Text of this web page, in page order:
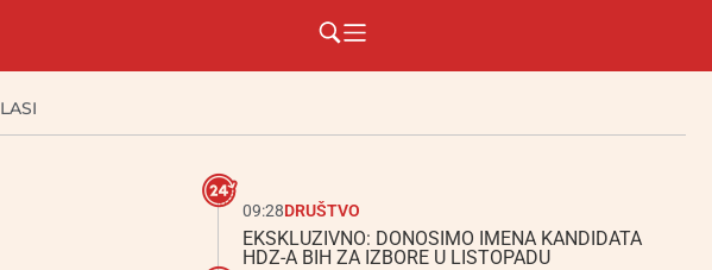
09:28DRUŠTVO
EKSKLUZIVNO: DONOSIMO IMENA KANDIDATA
HDZ-A BIH ZA IZBORE U LISTOPADU